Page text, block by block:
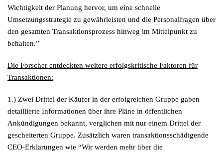
Wichtigkeit der Planung hervor, um eine schnelle
Umsetzungsstrategie zu gewährleisten und die Personalfragen über
den gesamten Transaktionsprozess hinweg im Mittelpunkt zu
behalten.”
Die Forscher entdeckten weitere erfolgskritische Faktoren für
Transaktionen:
1.) Zwei Drittel der Käufer in der erfolgreichen Gruppe gaben
detaillierte Informationen über ihre Pläne in öffentlichen
Ankündigungen bekannt, verglichen mit nur einem Drittel der
gescheiterten Gruppe. Zusätzlich waren transaktionsschädigende
CEO-Erklärungen wie “Wir werden mehr über die